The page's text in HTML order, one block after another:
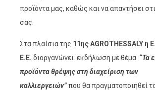
προϊόντα μας, καθώς και να απαντήσει
σας.
Στα πλαίσια της 11ης AGROTHESSALY η
Ε.Ε. διοργανώνει εκδήλωση με θέμα “Τα
προϊόντα θρέψης στη διαχείριση των
καλλιεργειών”που θα πραγματοποιηθεί